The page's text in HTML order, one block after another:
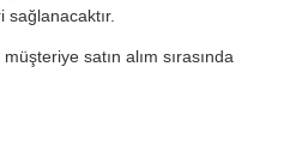
satın alım sırasında